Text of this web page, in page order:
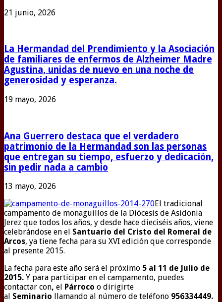
21 junio, 2026
La Hermandad del Prendimiento y la Asociación
de familiares de enfermos de Alzheimer Madre
Agustina, unidas de nuevo en una noche de
generosidad y esperanza.
19 mayo, 2026
Ana Guerrero destaca que el verdadero
patrimonio de la Hermandad son las personas
que entregan su tiempo, esfuerzo y dedicación,
sin pedir nada a cambio
13 mayo, 2026
El tradicional
campamento de monaguillos de la Diócesis de Asidonia
Jerez que todos los años, y desde hace dieciséis años, viene
celebrándose en el Santuario del Cristo del Romeral de
Arcos, ya tiene fecha para su XVI edición que corresponde
al presente 2015.
La fecha para este año será el próximo 5 al 11 de Julio de
2015. Y para participar en el campamento, puedes
contactar con, el Párroco o dirigirte
al Seminario llamando al número de teléfono 956334449.